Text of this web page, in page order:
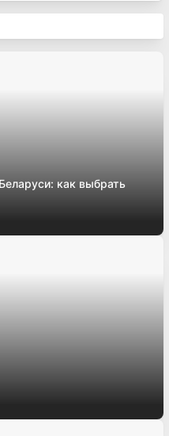
как выбрать